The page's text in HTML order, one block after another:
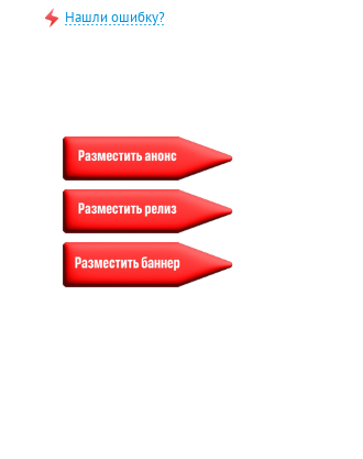
Нашли ошибку?